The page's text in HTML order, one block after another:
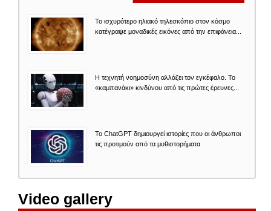
Το ισχυρότερο ηλιακό τηλεσκόπιο στον κόσμο
κατέγραψε μοναδικές εικόνες από την επιφάνεια...
Η τεχνητή νοημοσύνη αλλάζει τον εγκέφαλο. Το
«καμπανάκι» κινδύνου από τις πρώτες έρευνες...
Το ChatGPT δημιουργεί ιστορίες που οι άνθρωποι
τις προτιμούν από τα μυθιστορήματα
Video gallery